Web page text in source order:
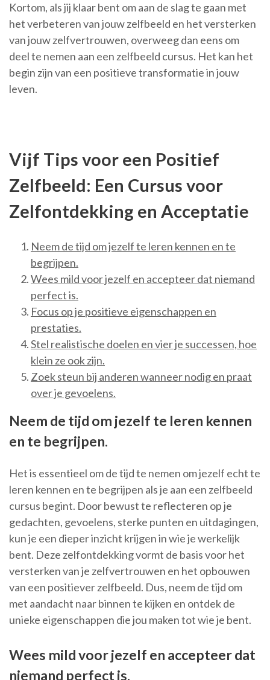
Kortom, als jij klaar bent om aan de slag te gaan met
het verbeteren van jouw zelfbeeld en het versterken
van jouw zelfvertrouwen, overweeg dan eens om
deel te nemen aan een zelfbeeld cursus. Het kan het
begin zijn van een positieve transformatie in jouw
leven.
Vijf Tips voor een Positief
Zelfbeeld: Een Cursus voor
Zelfontdekking en Acceptatie
Neem de tijd om jezelf te leren kennen en te
begrijpen.
Wees mild voor jezelf en accepteer dat niemand
perfect is.
Focus op je positieve eigenschappen en
prestaties.
Stel realistische doelen en vier je successen, hoe
klein ze ook zijn.
Zoek steun bij anderen wanneer nodig en praat
over je gevoelens.
Neem de tijd om jezelf te leren kennen
en te begrijpen.
Het is essentieel om de tijd te nemen om jezelf echt te
leren kennen en te begrijpen als je aan een zelfbeeld
cursus begint. Door bewust te reflecteren op je
gedachten, gevoelens, sterke punten en uitdagingen,
kun je een dieper inzicht krijgen in wie je werkelijk
bent. Deze zelfontdekking vormt de basis voor het
versterken van je zelfvertrouwen en het opbouwen
van een positiever zelfbeeld. Dus, neem de tijd om
met aandacht naar binnen te kijken en ontdek de
unieke eigenschappen die jou maken tot wie je bent.
Wees mild voor jezelf en accepteer dat
niemand perfect is.